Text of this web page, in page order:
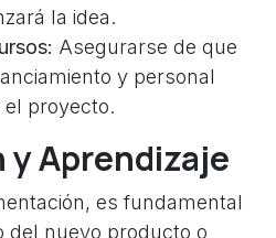
la idea.
Asegurarse de que
y personal
proyecto.
y Aprendizaje
es fundamental
del nuevo producto o